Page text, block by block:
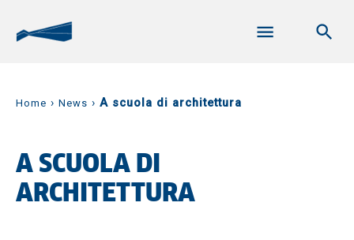
Home › News › A scuola di architettura
A SCUOLA DI
ARCHITETTURA